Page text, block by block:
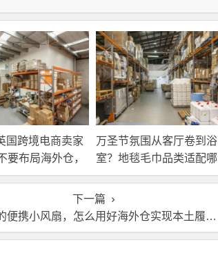
国跨境电商卖家
要布局海外仓，
势分析！
万圣节氛围从客厅卷到浴
室？地毯毛巾品类适配哪
些海外仓服务？
下一篇
便携小风扇，怎么用好海外仓实现本土履约？